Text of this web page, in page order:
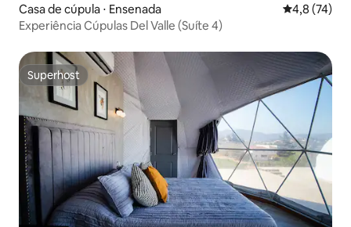
Casa de cúpula ⋅ Ensenada 4,8 de uma
4,8 (74)
Experiência Cúpulas Del Valle (Suíte 4)
Superhost
Superhost